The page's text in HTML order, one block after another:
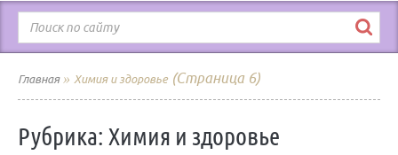
Главная» Химия и здоровье (Страница 6)
Рубрика: Химия и здоровье